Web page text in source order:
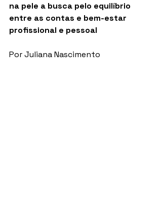
na pele a busca pelo equilíbrio
entre as contas e bem-estar
profissional e pessoal
Por Juliana Nascimento